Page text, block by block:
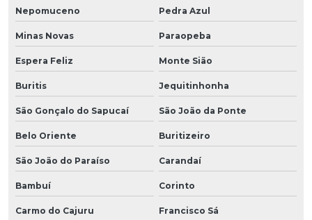
Nepomuceno Pedra Azul
Minas Novas Paraopeba
Espera Feliz Monte Sião
Buritis Jequitinhonha
São Gonçalo do Sapucaí São João da Ponte
Belo Oriente Buritizeiro
São João do Paraíso Carandaí
Bambuí Corinto
Carmo do Cajuru Francisco Sá